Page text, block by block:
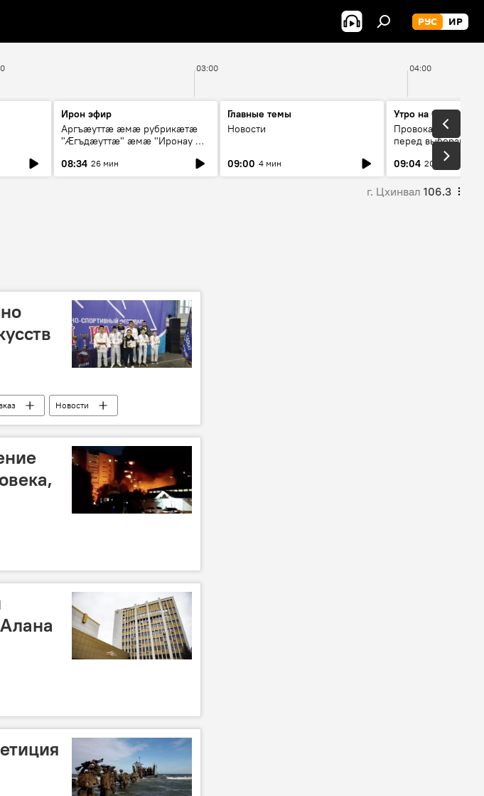
РУС ИР
03:00 04:00
Ирон эфир
Аргъæуттæ æмæ рубрикæтæ
"Æгъдæуттæ" æмæ "Иронау æй
08:34 26 мин
Главные темы
Новости
09:00 4 мин
Утро на Спутнике
Провокации со
перед выборами в
09:04 20 мин
г. Цхинвал 106.3
Новости